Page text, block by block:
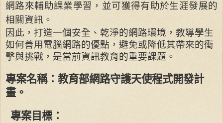
網路來輔助課業學習，並可獲得有助於生涯發展的
相關資訊。
因此，打造一個安全、乾淨的網路環境，教導學生
如何善用電腦網路的優點，避免或降低其帶來的衝
擊與挑戰，是當前資訊教育的重要課題。
專案名稱：教育部網路守護天使程式開發計
畫。
專案目標：